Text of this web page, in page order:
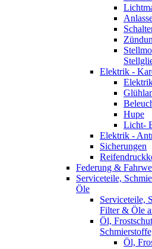
Elektrik -
Hupe
Licht-
Elektrik -
Sicherungen
Federung &
Serviceteile,
Öle
Serviceteile,
Filter & Öle
Öl,
Öl,